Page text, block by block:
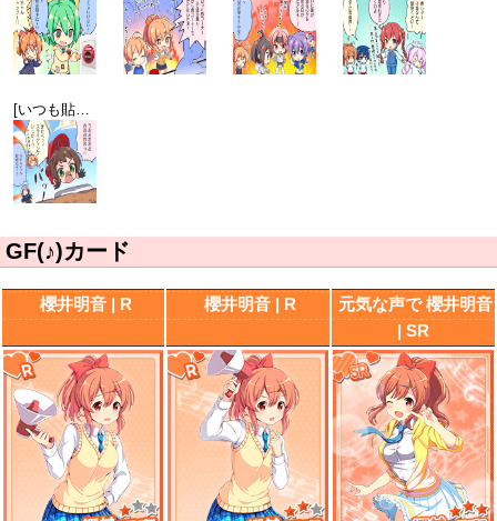
[いつも貼ってるのは]皆口英里
GF(♪)カード
櫻井明音 | R 櫻井明音 | R
元気な声で 櫻井明音
| SR